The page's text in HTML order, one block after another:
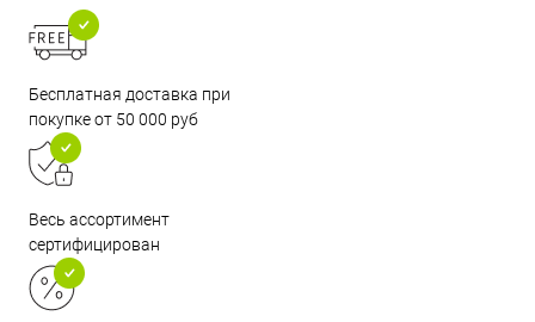
Бесплатная доставка при
покупке от 50 000 руб
Весь ассортимент
сертифицирован